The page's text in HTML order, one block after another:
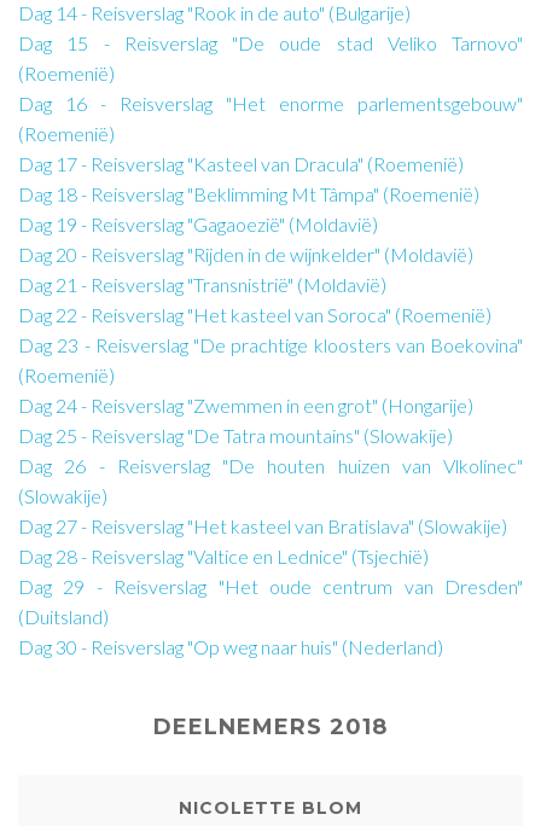
Dag 14 - Reisverslag "Rook in de auto" (Bulgarije)
Dag 15 - Reisverslag "De oude stad Veliko Tarnovo"
(Roemenië)
Dag 16 - Reisverslag "Het enorme parlementsgebouw"
(Roemenië)
Dag 17 - Reisverslag "Kasteel van Dracula" (Roemenië)
Dag 18 - Reisverslag "Beklimming Mt Tâmpa" (Roemenië)
Dag 19 - Reisverslag "Gagaoezië" (Moldavië)
Dag 20 - Reisverslag "Rijden in de wijnkelder" (Moldavië)
Dag 21 - Reisverslag "Transnistrië" (Moldavië)
Dag 22 - Reisverslag "Het kasteel van Soroca" (Roemenië)
Dag 23 - Reisverslag "De prachtige kloosters van Boekovina"
(Roemenië)
Dag 24 - Reisverslag "Zwemmen in een grot" (Hongarije)
Dag 25 - Reisverslag "De Tatra mountains" (Slowakije)
Dag 26 - Reisverslag "De houten huizen van Vlkolínec"
(Slowakije)
Dag 27 - Reisverslag "Het kasteel van Bratislava" (Slowakije)
Dag 28 - Reisverslag "Valtice en Lednice" (Tsjechië)
Dag 29 - Reisverslag "Het oude centrum van Dresden"
(Duitsland)
Dag 30 - Reisverslag "Op weg naar huis" (Nederland)
DEELNEMERS 2018
NICOLETTE BLOM